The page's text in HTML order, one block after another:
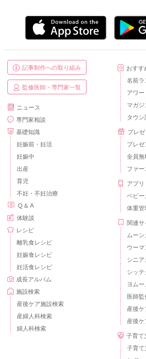
記事制作への取り組み
監修医師・専門家一覧
ニュース
専門家相談
基礎知識
妊娠前・妊活
妊娠中
出産
育児
不妊・不妊治療
Ｑ＆Ａ
体験談
レシピ
離乳食レシピ
妊娠食レシピ
妊活食レシピ
成長アルバム
施設検索
産後ケア施設検索
産婦人科検索
婦人科検索
おすす
名前
アワー
マガジ
タウン
プレゼ
プレ
全員無
ファ
アプリ
ベビー
体重管
関連サ
ムー
ウー
シニ
シッテ
ヨムー
医師
産後
産後
子育て
子育